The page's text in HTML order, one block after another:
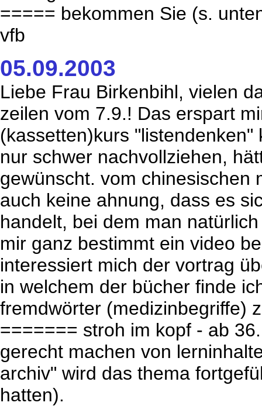
===== bekommen Sie (s.
vfb
05.09.2003
Liebe Frau Birkenbihl, vielen
zeilen vom 7.9.! Das erspart
(kassetten)kurs
nur schwer nachvollziehen,
gewünscht. vom chinesischen
auch keine ahnung, dass es
handelt, bei dem man
mir ganz bestimmt ein video
interessiert mich der vortrag
in welchem der bücher finde
fremdwörter (medizinbegriffe)
======= stroh im kopf - ab
gerecht machen von
archiv" wird das thema
hatten).